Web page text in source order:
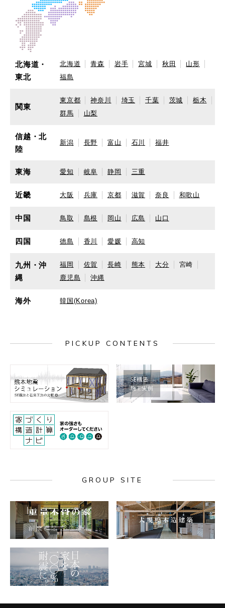
北海道・
東北
北海道 青森 岩手 宮城 秋田
山形
福島
関東
東京都 神奈川 埼玉 千葉 茨城
栃木
群馬
山梨
信越・北
陸
新潟 長野 富山 石川 福井
東海 愛知 岐阜 静岡 三重
近畿 大阪 兵庫 京都 滋賀 奈良 和歌山
中国 鳥取 島根 岡山 広島 山口
四国 徳島 香川 愛媛 高知
九州・沖
縄
福岡 佐賀 長崎 熊本 大分
宮崎
鹿児島
沖縄
海外 韓国(Korea)
PICKUP CONTENTS
GROUP SITE